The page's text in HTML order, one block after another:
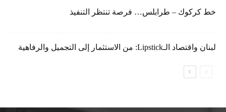
خط كركوك – طرابلس… فرصة تنتظر التنفيذ
لبنان واقتصاد الـLipstick: من الاستثمار إلى التجميل والرفاهية